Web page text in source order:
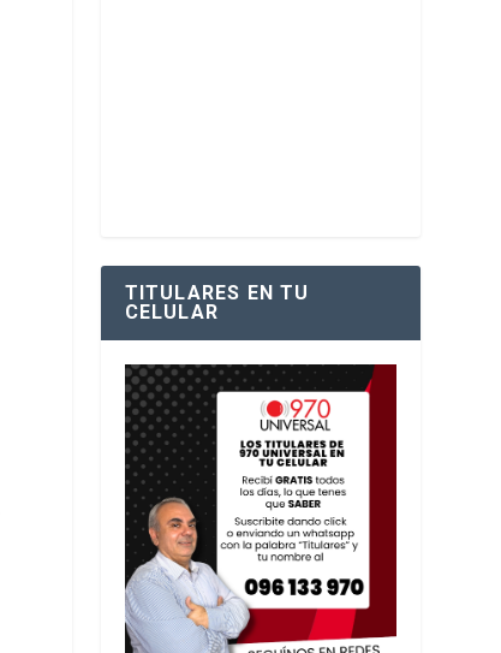
TITULARES EN TU
CELULAR